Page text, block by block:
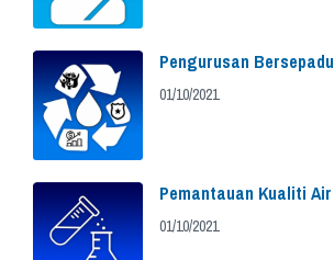
Pengurusan Bersepadu
01/10/2021
Pemantauan Kualiti Air
01/10/2021